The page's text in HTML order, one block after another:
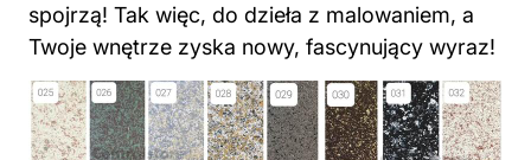
spojrzą! Tak więc, do dzieła z malowaniem, a
Twoje wnętrze zyska nowy, fascynujący wyraz!